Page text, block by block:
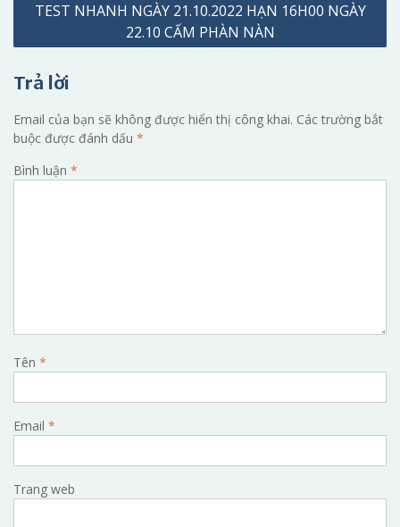
bài
viết
TEST NHANH NGÀY 21.10.2022 HẠN 16H00 NGÀY
22.10 CẤM PHÀN NÀN
Trả lời
Email của bạn sẽ không được hiển thị công khai. Các trường bắt
buộc được đánh dấu *
Bình luận *
Tên *
Email *
Trang web